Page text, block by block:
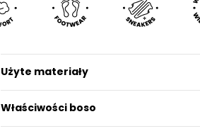
Użyte materiały
Właściwości boso